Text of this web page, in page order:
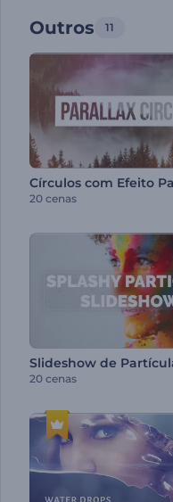
Outros 11
Círculos com Efeito
20 cenas
20 cenas